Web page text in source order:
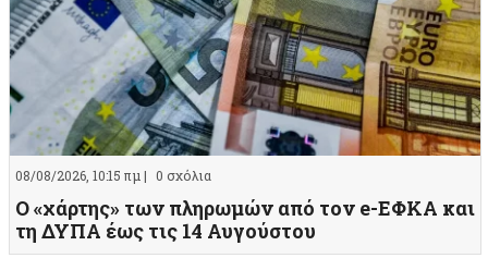
08/08/2026, 10:15 πμ | 0 σχόλια
Ο «χάρτης» των πληρωμών από τον e-ΕΦΚΑ και
τη ΔΥΠΑ έως τις 14 Αυγούστου